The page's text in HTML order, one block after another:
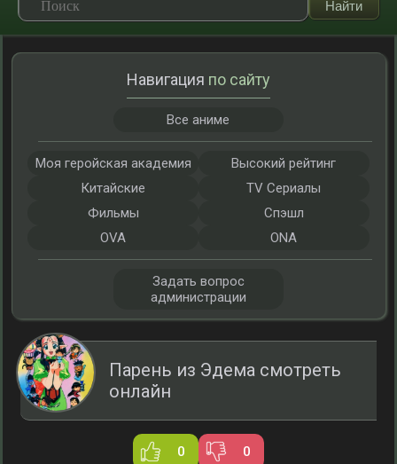
Парень из Эдема смотреть
онлайн
0 0
Навигация по сайту
Все аниме
Моя геройская академия
Высокий рейтинг
Китайские
TV Сериалы
Фильмы
Спэшл
OVA
ONA
Задать вопрос
администрации